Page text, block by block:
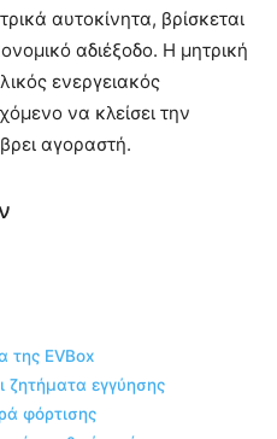
αυτοκίνητα, βρίσκεται
αδιέξοδο. Η μητρική
ενεργειακός
να κλείσει την
αγοραστή.
της EVBox
ζητήματα εγγύησης
φόρτισης